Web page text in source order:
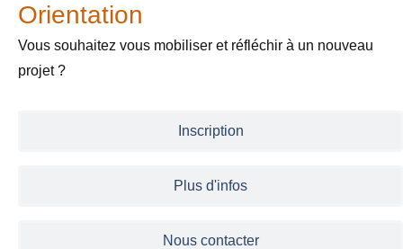
Inscription
Plus d'infos
Nous contacter
Orientation
Vous souhaitez vous mobiliser et réfléchir à un nouveau
projet ?